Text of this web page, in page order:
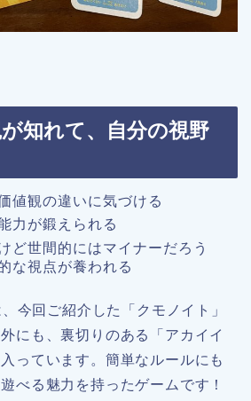
知れて、自分の視野
値観の違いに気づける
力が鍛えられる
ど世間的にはマイナーだろう
な視点が養われる
今回ご紹介した「クモノイト」
にも、裏切りのある「アカイイ
っています。簡単なルールにも
べる魅力を持ったゲームです！